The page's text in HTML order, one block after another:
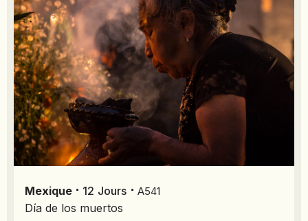
TURQUIE
VIETNAM
ZANZIBAR
Mexique ⋅ 12 Jours ⋅ A541
Día de los muertos